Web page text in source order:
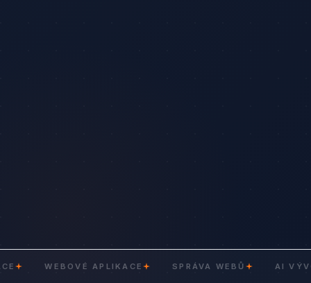
WEBOVÉ APLIKACE SPRÁVA WEBŮ AI VÝVOJ